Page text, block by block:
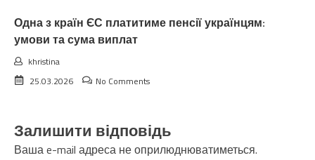
Одна з країн ЄС платитиме пенсії українцям:
умови та сума виплат
khristina
25.03.2026
No Comments
Залишити відповідь
Ваша e-mail адреса не оприлюднюватиметься.